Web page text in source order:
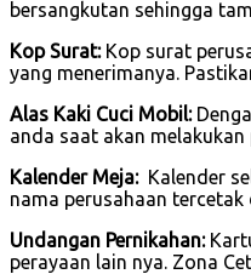
bersangkutan sehingga
Kop Surat:Kop surat
yang menerimanya.
Alas Kaki Cuci Mobil:
anda saat akan
Kalender Meja:Kalender
nama perusahaan
Undangan Pernikahan:
perayaan lain nya. Zona